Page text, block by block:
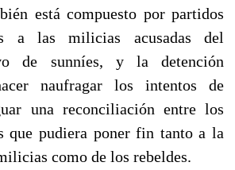
está compuesto por partidos
a las milicias acusadas del
de sunníes, y la detención
naufragar los intentos de
una reconciliación entre los
que pudiera poner fin tanto a la
como de los rebeldes.